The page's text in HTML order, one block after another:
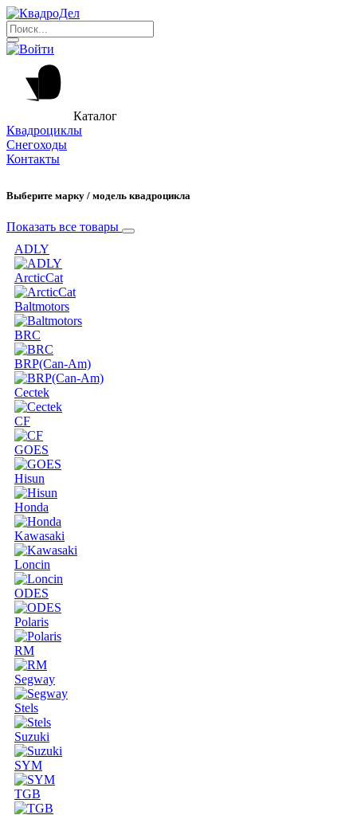
Каталог
Квадроциклы
Снегоходы
Контакты
Выберите марку / модель квадроцикла
Показать все товары
ADLY
ArcticCat
Baltmotors
BRC
BRP(Can-Am)
Cectek
CF
GOES
Hisun
Honda
Kawasaki
Loncin
ODES
Polaris
RM
Segway
Stels
Suzuki
SYM
TGB